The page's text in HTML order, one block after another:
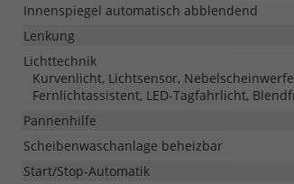
Innenspiegel automatisch abblendend
Lenkung
Lichttechnik
Kurvenlicht, Lichtsensor,
Fernlichtassistent, LED-Tagfahrlicht,
Pannenhilfe
Scheibenwaschanlage beheizbar
Start/Stop-Automatik